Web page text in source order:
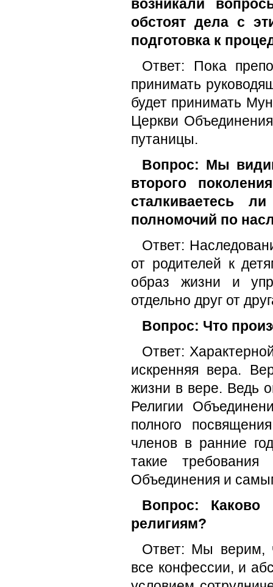
возникали
обстоят дела с
подготовка к
Ответ: Пока
принимать
будет принимать
Церкви
путаницы.
Вопрос: Мы
второго
сталкиваетесь
полномочий по
Ответ:
от родителей к
образ жизни и
отдельно друг от
Вопрос: Что
Ответ:
искренняя вера.
жизни в вере. Ведь
Религии
полного
членов в ранние
такие
Объединения и
Вопрос:
религиям?
Ответ: Мы верим,
все конфессии, и